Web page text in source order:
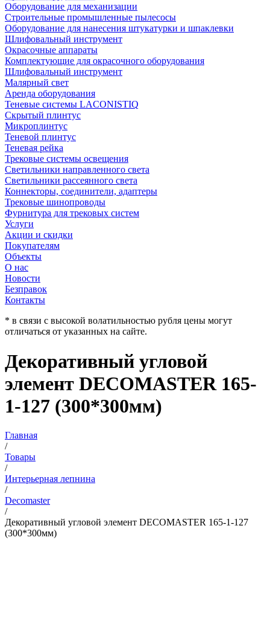
Оборудование для механизации
Строительные промышленные пылесосы
Оборудование для нанесения штукатурки и шпаклевки
Шлифовальный инструмент
Окрасочные аппараты
Комплектующие для окрасочного оборудования
Шлифовальный инструмент
Малярный свет
Аренда оборудования
Теневые системы LACONISTIQ
Скрытый плинтус
Микроплинтус
Теневой плинтус
Теневая рейка
Трековые системы освещения
Светильники направленного света
Светильники рассеянного света
Коннекторы, соединители, адаптеры
Трековые шинопроводы
Фурнитура для трековых систем
Услуги
Акции и скидки
Покупателям
Объекты
О нас
Новости
Безправок
Контакты
* в связи с высокой волатильностью рубля цены могут
отличаться от указанных на сайте.
Декоративный угловой
элемент DECOMASTER 165-
1-127 (300*300мм)
Главная
/
Товары
/
Интерьерная лепнина
/
Decomaster
/
Декоративный угловой элемент DECOMASTER 165-1-127
(300*300мм)